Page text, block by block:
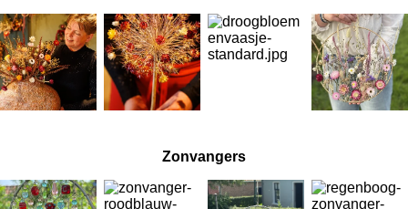
Zonvangers